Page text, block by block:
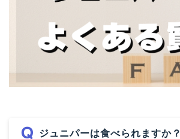
ジュニパーは食べられますか？